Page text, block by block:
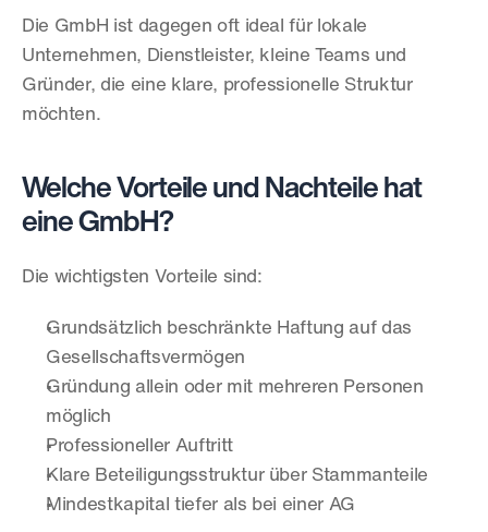
Die GmbH ist dagegen oft ideal für lokale
Unternehmen, Dienstleister, kleine Teams und
Gründer, die eine klare, professionelle Struktur
möchten.
Welche Vorteile und Nachteile hat
eine GmbH?
Die wichtigsten Vorteile sind:
Grundsätzlich beschränkte Haftung auf das
Gesellschaftsvermögen
Gründung allein oder mit mehreren Personen
möglich
Professioneller Auftritt
Klare Beteiligungsstruktur über Stammanteile
Mindestkapital tiefer als bei einer AG